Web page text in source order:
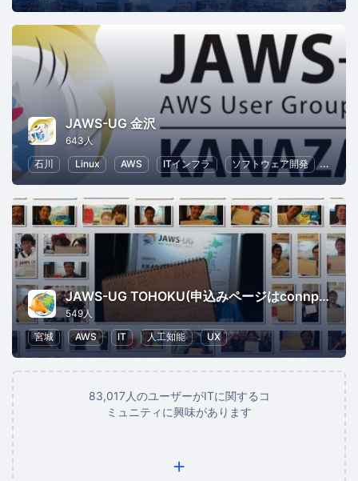
JAWS-UG 金沢
643人
石川
Linux AWS ITインフラ ソフトウェア開発 IT
JAWS-UG TOHOKU(申込みページはconnpassに移行しました)
549人
宮城
AWS IT 人工知能 UX
83,017人のユーザーがITに関するコ
ミュニティに興味があります
+